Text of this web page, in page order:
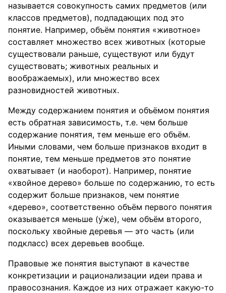
называется совокупность самих предметов (или
классов предметов), подпадающих под это
понятие. Например, объём понятия «животное»
составляет множество всех животных (которые
существовали раньше, существуют или будут
существовать; животных реальных и
воображаемых), или множество всех
разновидностей животных.
Между содержанием понятия и объёмом понятия
есть обратная зависимость, т.е. чем больше
содержание понятия, тем меньше его объём.
Иными словами, чем больше признаков входит в
понятие, тем меньше предметов это понятие
охватывает (и наоборот). Например, понятие
«хвойное дерево» больше по содержанию, то есть
содержит больше признаков, чем понятие
«дерево», соответственно объём первого понятия
оказывается меньше (у́же), чем объём второго,
поскольку хвойные деревья — это часть (или
подкласс) всех деревьев вообще.
Правовые же понятия выступают в качестве
конкретизации и рационализации идеи права и
правосознания. Каждое из них отражает какую-то